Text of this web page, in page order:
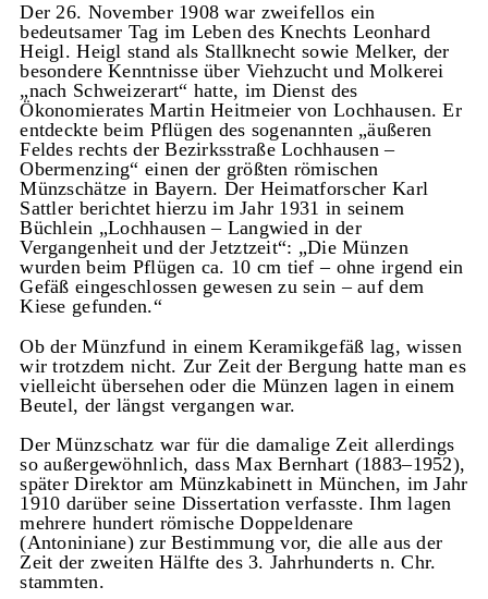
Der 26. November 1908 war zweifellos ein
bedeutsamer Tag im Leben des Knechts Leonhard
Heigl. Heigl stand als Stallknecht sowie Melker, der
besondere Kenntnisse über Viehzucht und Molkerei
„nach Schweizerart“ hatte, im Dienst des
Ökonomierates Martin Heitmeier von Lochhausen. Er
entdeckte beim Pflügen des sogenannten „äußeren
Feldes rechts der Bezirksstraße Lochhausen –
Obermenzing“ einen der größten römischen
Münzschätze in Bayern. Der Heimatforscher Karl
Sattler berichtet hierzu im Jahr 1931 in seinem
Büchlein „Lochhausen – Langwied in der
Vergangenheit und der Jetztzeit“: „Die Münzen
wurden beim Pflügen ca. 10 cm tief – ohne irgend ein
Gefäß eingeschlossen gewesen zu sein – auf dem
Kiese gefunden.“
Ob der Münzfund in einem Keramikgefäß lag, wissen
wir trotzdem nicht. Zur Zeit der Bergung hatte man es
vielleicht übersehen oder die Münzen lagen in einem
Beutel, der längst vergangen war.
Der Münzschatz war für die damalige Zeit allerdings
so außergewöhnlich, dass Max Bernhart (1883–1952),
später Direktor am Münzkabinett in München, im Jahr
1910 darüber seine Dissertation verfasste. Ihm lagen
mehrere hundert römische Doppeldenare
(Antoniniane) zur Bestimmung vor, die alle aus der
Zeit der zweiten Hälfte des 3. Jahrhunderts n. Chr.
stammten.